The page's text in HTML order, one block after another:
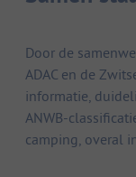
Door de
ADAC en de
informatie,
ANWB-
camping, overal